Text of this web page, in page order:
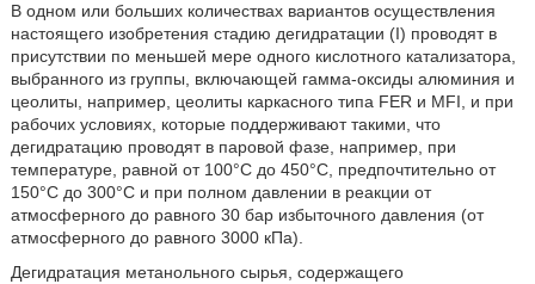
В одном или больших количествах вариантов осуществления
настоящего изобретения стадию дегидратации (I) проводят в
присутствии по меньшей мере одного кислотного катализатора,
выбранного из группы, включающей гамма-оксиды алюминия и
цеолиты, например, цеолиты каркасного типа FER и MFI, и при
рабочих условиях, которые поддерживают такими, что
дегидратацию проводят в паровой фазе, например, при
температуре, равной от 100°С до 450°С, предпочтительно от
150°С до 300°С и при полном давлении в реакции от
атмосферного до равного 30 бар избыточного давления (от
атмосферного до равного 3000 кПа).
Дегидратация метанольного сырья, содержащего